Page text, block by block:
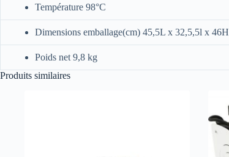
Température 98°C
Dimensions emballage(cm) 45,5L x 32,5,5l x 46H
Poids net 9,8 kg
Produits similaires